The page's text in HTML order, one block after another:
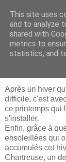
BLOG
jeudi 16 mai
Espoir,
Après un hiver
difficile, c'est
ce printemps qui
s'installer.
Enfin, grâce à
ensoleillées qui
accumulés cet
Chartreuse, un
This site uses
and to analyze
shared with
metrics to
statistics, and